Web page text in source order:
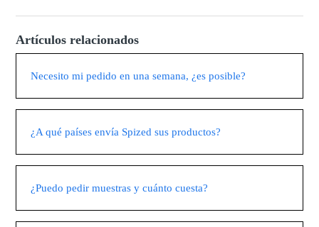
Artículos relacionados
Necesito mi pedido en una semana, ¿es posible?
¿A qué países envía Spized sus productos?
¿Puedo pedir muestras y cuánto cuesta?